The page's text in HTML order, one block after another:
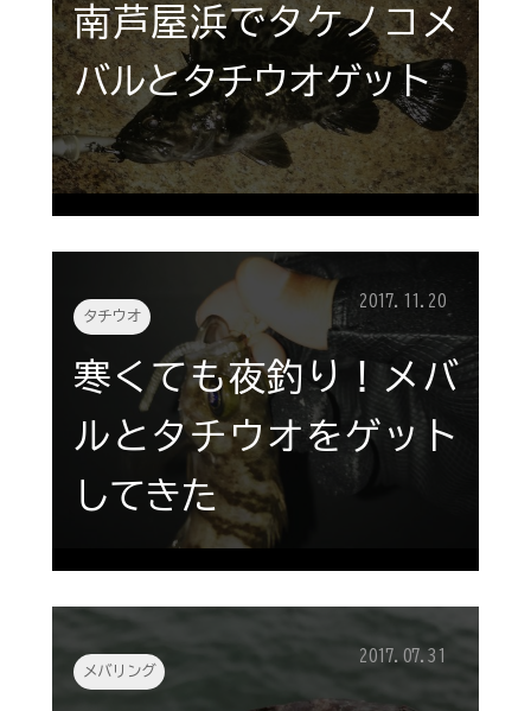
南芦屋浜でタケノコメ
バルとタチウオゲット
タチウオ
2017.11.20
寒くても夜釣り！メバ
ルとタチウオをゲット
してきた
メバリング
2017.07.31